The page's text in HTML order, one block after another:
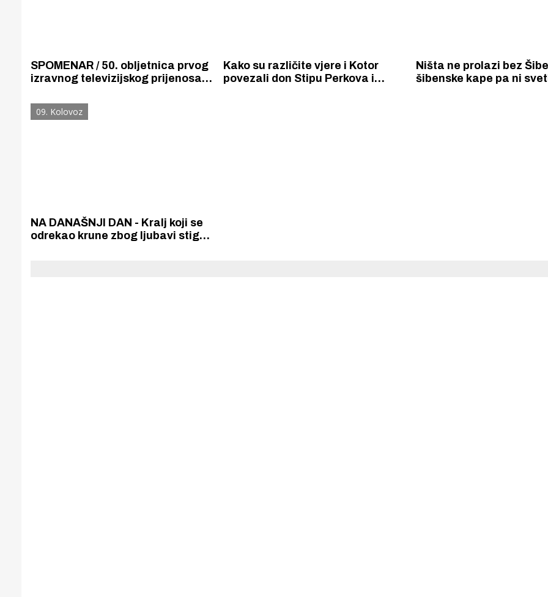
SPOMENAR / 50. obljetnica prvog
izravnog televizijskog prijenosa
finalne utakmice vaterpolskog
Kupa Solaris na bazenu u Crnici
Kako su različite vjere i Kotor
povezali don Stipu Perkova i
Ništa ne prolazi bez
šibenske kape pa ni
09. Kolovoz
NA DANAŠNJI DAN - Kralj koji se
odrekao krune zbog ljubavi stigao